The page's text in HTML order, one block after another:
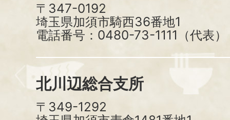
〒347-0192
埼玉県加須市騎西36番地1
電話番号：0480-73-1111（代表）
北川辺総合支所
〒349-1292